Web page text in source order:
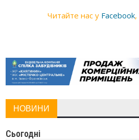
Читайте нас у Facebook,
НОВИНИ
Сьогодні